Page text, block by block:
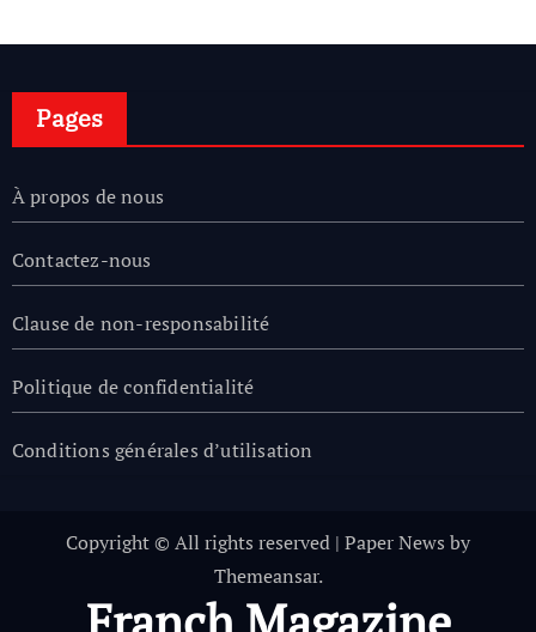
Pages
À propos de nous
Contactez-nous
Clause de non-responsabilité
Politique de confidentialité
Conditions générales d’utilisation
Copyright © All rights reserved | Paper News by
Themeansar.